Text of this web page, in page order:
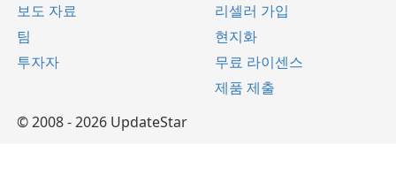
보도 자료
팀
투자자
리셀러 가입
현지화
무료 라이센스
제품 제출
© 2008 - 2026 UpdateStar